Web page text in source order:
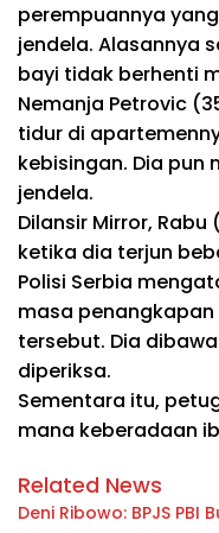
perempuannya
jendela. Alasannya
bayi tidak berhenti
Nemanja Petrovic
tidur di
kebisingan. Dia pun
jendela.
Dilansir Mirror,
ketika dia terjun
Polisi Serbia
masa
tersebut. Dia
diperiksa.
Sementara itu,
mana keberadaan
Related News
Deni Ribowo: BPJS